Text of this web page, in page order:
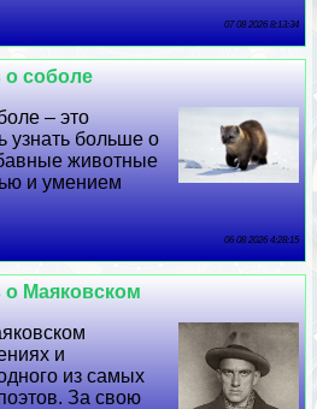
07 08 2026 8:13:34
о соболе
– это
узнать больше о
животные
и умением
06 08 2026 4:28:15
о Маяковском
и
из самых
За свою